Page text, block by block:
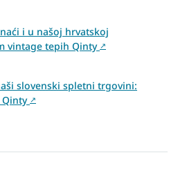
i u našoj hrvatskoj
vintage tepih Qinty ↗
slovenski spletni trgovini:
Qinty ↗